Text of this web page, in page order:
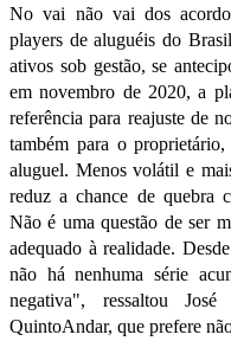
No vai não vai dos
players de aluguéis do
ativos sob gestão, se
em novembro de 2020, a
referência para reajuste de
também para o
aluguel. Menos volátil e
reduz a chance de quebra
Não é uma questão de ser
adequado à realidade.
não há nenhuma série
negativa", ressaltou
QuintoAndar, que prefere